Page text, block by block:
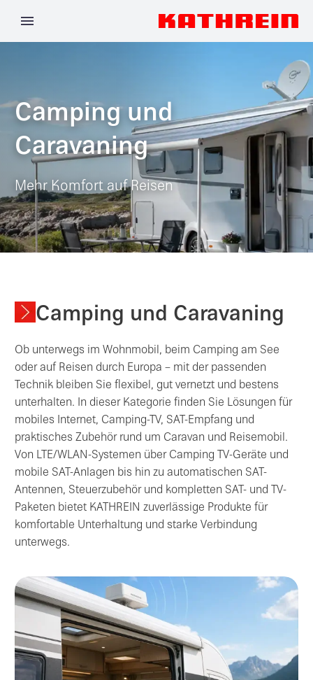
Camping und
Caravaning
Mehr Komfort auf Reisen
Camping und Caravaning
Ob unterwegs im Wohnmobil, beim Camping am See
oder auf Reisen durch Europa – mit der passenden
Technik bleiben Sie flexibel, gut vernetzt und bestens
unterhalten. In dieser Kategorie finden Sie Lösungen für
mobiles Internet, Camping-TV, SAT-Empfang und
praktisches Zubehör rund um Caravan und Reisemobil.
Von LTE/WLAN-Systemen über Camping TV-Geräte und
mobile SAT-Anlagen bis hin zu automatischen SAT-
Antennen, Steuerzubehör und kompletten SAT- und TV-
Paketen bietet KATHREIN zuverlässige Produkte für
komfortable Unterhaltung und starke Verbindung
unterwegs.